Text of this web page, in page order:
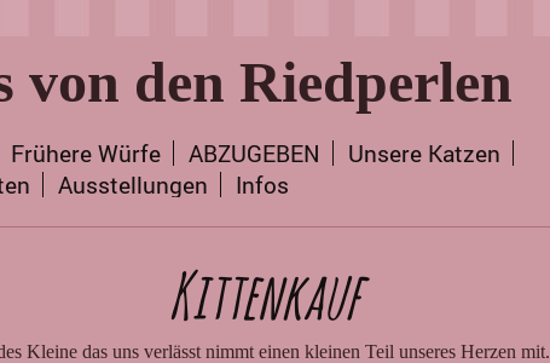
von den Riedperlen
Frühere Würfe ABZUGEBEN
Unsere Katzen
Ausstellungen Infos
Kittenkauf
Kleine das uns verlässt nimmt einen kleinen Teil unseres Herzen mit.